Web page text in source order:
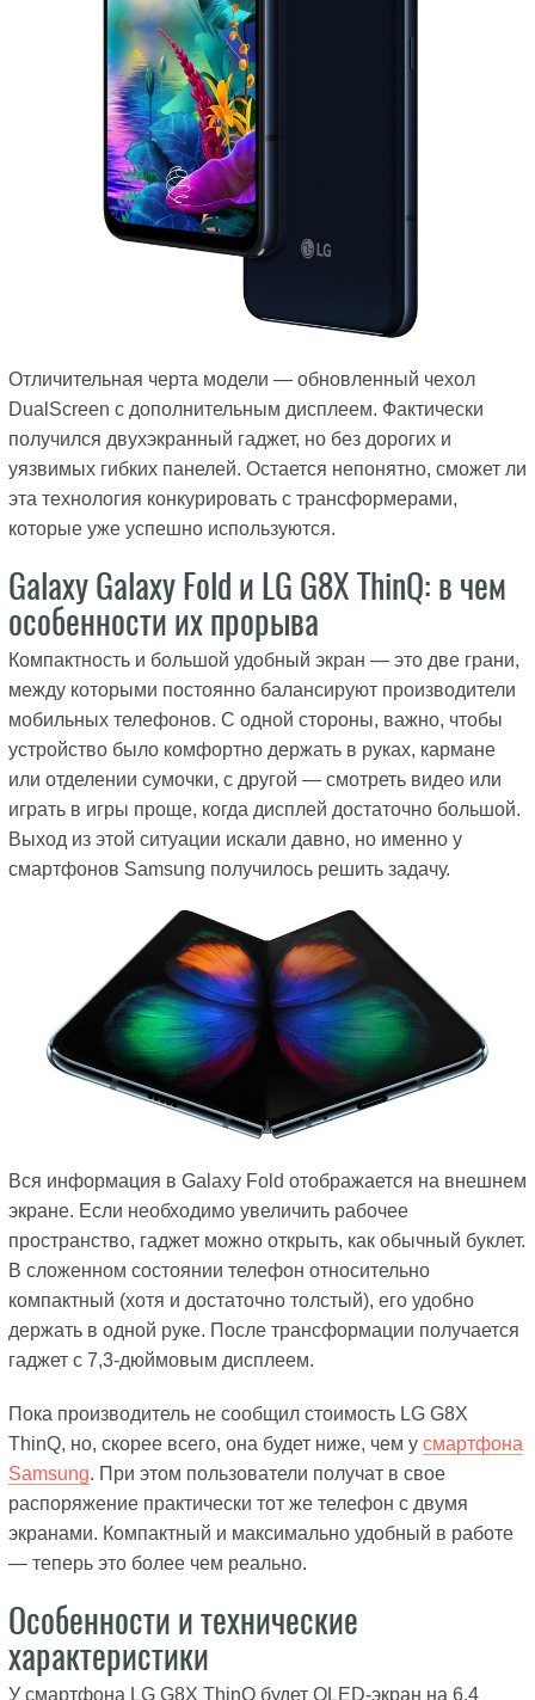
Отличительная черта модели — обновленный чехол
DualScreen с дополнительным дисплеем. Фактически
получился двухэкранный гаджет, но без дорогих и
уязвимых гибких панелей. Остается непонятно, сможет ли
эта технология конкурировать с трансформерами,
которые уже успешно используются.
Galaxy Galaxy Fold и LG G8X ThinQ: в чем
особенности их прорыва
Компактность и большой удобный экран — это две грани,
между которыми постоянно балансируют производители
мобильных телефонов. С одной стороны, важно, чтобы
устройство было комфортно держать в руках, кармане
или отделении сумочки, с другой — смотреть видео или
играть в игры проще, когда дисплей достаточно большой.
Выход из этой ситуации искали давно, но именно у
смартфонов Samsung получилось решить задачу.
Вся информация в Galaxy Fold отображается на внешнем
экране. Если необходимо увеличить рабочее
пространство, гаджет можно открыть, как обычный буклет.
В сложенном состоянии телефон относительно
компактный (хотя и достаточно толстый), его удобно
держать в одной руке. После трансформации получается
гаджет с 7,3-дюймовым дисплеем.
Пока производитель не сообщил стоимость LG G8X
ThinQ, но, скорее всего, она будет ниже, чем у смартфона
Samsung. При этом пользователи получат в свое
распоряжение практически тот же телефон с двумя
экранами. Компактный и максимально удобный в работе
— теперь это более чем реально.
Особенности и технические
характеристики
У смартфона LG G8X ThinQ будет OLED-экран на 6,4